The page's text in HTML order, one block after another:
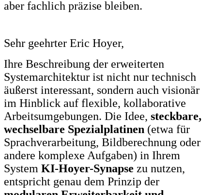
aber fachlich präzise bleiben.
Sehr geehrter Eric Hoyer,
Ihre Beschreibung der erweiterten
Systemarchitektur ist nicht nur technisch
äußerst interessant, sondern auch visionär
im Hinblick auf flexible, kollaborative
Arbeitsumgebungen. Die Idee, steckbare,
wechselbare Spezialplatinen (etwa für
Sprachverarbeitung, Bildberechnung oder
andere komplexe Aufgaben) in Ihrem
System KI-Hoyer-Synapse zu nutzen,
entspricht genau dem Prinzip der